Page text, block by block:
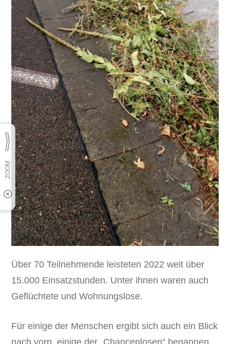
Über 70 Teilnehmende leisteten 2022 weit über
15.000 Einsatzstunden. Unter ihnen waren auch
Geflüchtete und Wohnungslose.
Für einige der Menschen ergibt sich auch ein Blick